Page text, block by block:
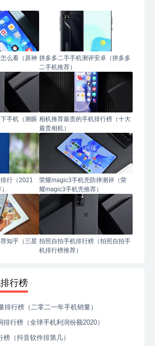
么看（原神 拼多多二手手机测评安卓（拼多多
二手机推荐）
手机（测眼 相机推荐最贵的手机排行榜（十大
最贵相机）
行（2021
荣耀magic3手机壳防摔测评（荣
耀magic3手机壳推荐）
知乎（三星 拍照自拍手机排行榜（拍照自拍手
机排行榜推荐）
行榜
排行榜（二零二一年手机销量）
行榜（全球手机利润份额2020）
（抖音软件排第几）